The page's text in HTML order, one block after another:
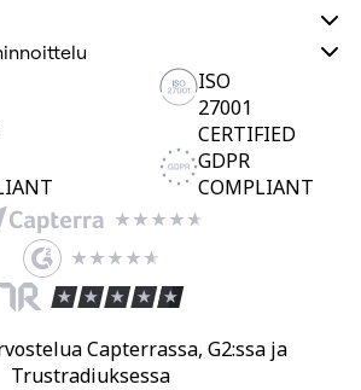
ISO
27001
CERTIFIED
GDPR
COMPLIANT
Capterrassa, G2:ssa ja
Trustradiuksessa